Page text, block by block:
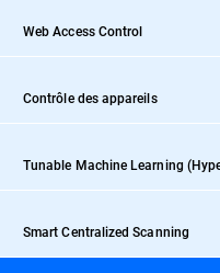
Web Access Control
Contrôle des appareils
Tunable Machine Learning
Smart Centralized Scanning